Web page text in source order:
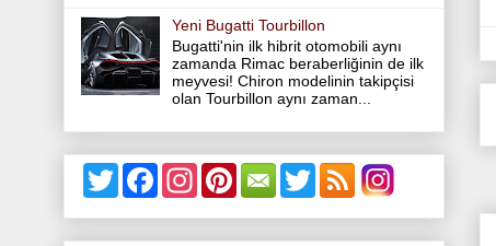
Yeni Bugatti Tourbillon
Bugatti'nin ilk hibrit otomobili aynı
zamanda Rimac beraberliğinin de ilk
meyvesi! Chiron modelinin takipçisi
olan Tourbillon aynı zaman...
T
w
t
t
F
e
b
t
a
P
t
e
T
t
t